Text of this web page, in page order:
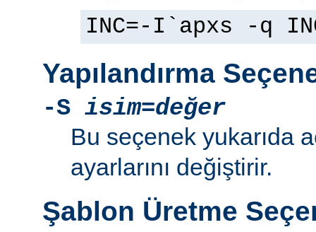
INC=-I`apxs -q
Yapılandırma
-S isim=değer
Bu seçenek yukarıda
ayarlarını değiştirir.
Şablon Üretme